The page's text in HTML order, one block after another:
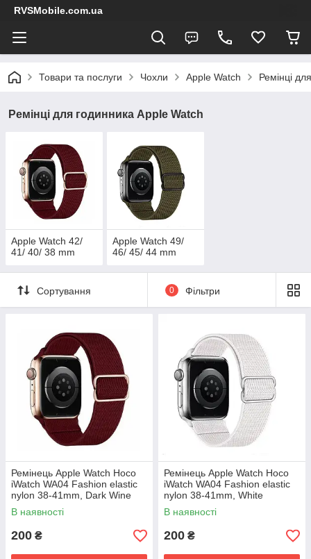
RVSMobile.com.ua
Товари та послуги Чохли Apple Watch Ремінці
Ремінці для годинника Apple Watch
Apple Watch 42/
41/ 40/ 38 mm
Apple Watch 49/
46/ 45/ 44 mm
Сортування 0 Фільтри
Ремінець Apple Watch Hoco
iWatch WA04 Fashion elastic
nylon 38-41mm, Dark Wine
(786661)
В наявності
200 ₴
Ремінець Apple Watch Hoco
iWatch WA04 Fashion elastic
nylon 38-41mm, White
(786586)
В наявності
200 ₴